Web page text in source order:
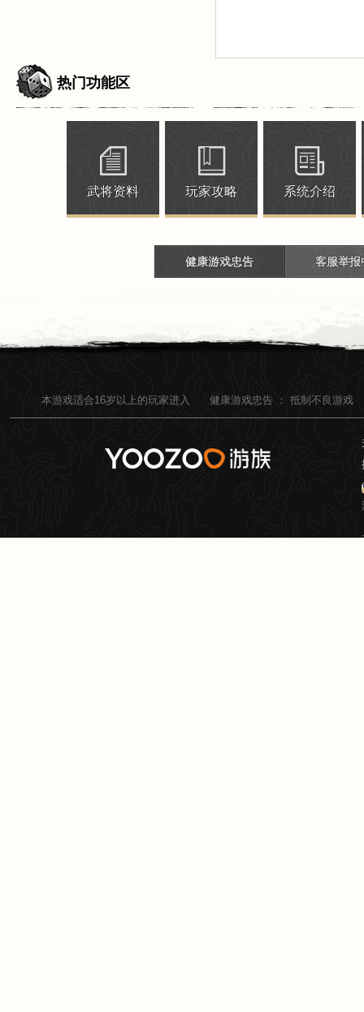
热门功能区
武将资料 玩家攻略 系统介绍
健康游戏忠告 客服举报
本游戏适合16岁以上的玩家进入 健康游戏忠告 ： 抵制不良游戏